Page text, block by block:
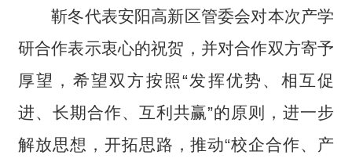
靳冬代表安阳高新区管委会对本次产学
研合作表示衷心的祝贺，并对合作双方寄予
厚望，希望双方按照“发挥优势、相互促
进、长期合作、互利共赢”的原则，进一步
解放思想，开拓思路，推动“校企合作、产